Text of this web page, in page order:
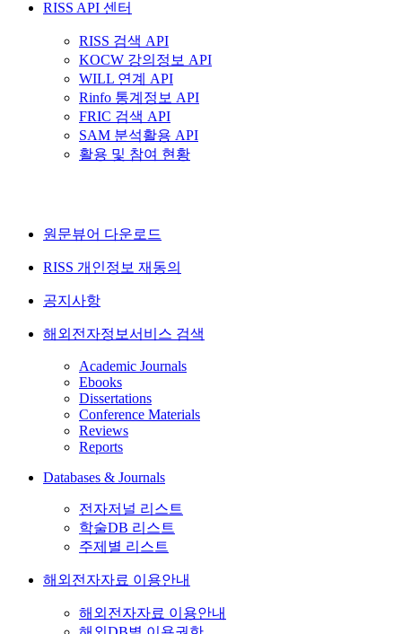
RISS API 센터
RISS 검색 API
KOCW 강의정보 API
WILL 연계 API
Rinfo 통계정보 API
FRIC 검색 API
SAM 분석활용 API
활용 및 참여 현황
원문뷰어 다운로드
RISS 개인정보 재동의
공지사항
해외전자정보서비스 검색
Academic Journals
Ebooks
Dissertations
Conference Materials
Reviews
Reports
Databases & Journals
전자저널 리스트
학술DB 리스트
주제별 리스트
해외전자자료 이용안내
해외전자자료 이용안내